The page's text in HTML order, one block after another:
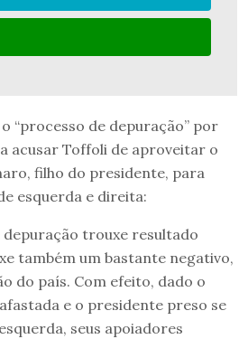
“processo de depuração” por
acusar Toffoli de aproveitar o
filho do presidente, para
esquerda e direita:
depuração trouxe resultado
também um bastante negativo,
do país. Com efeito, dado o
e o presidente preso se
seus apoiadores